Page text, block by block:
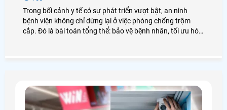
Trong bối cảnh y tế có sự phát triển vượt bật, an ninh
bệnh viện không chỉ dừng lại ở việc phòng chống trộm
cắp. Đó là bài toán tổng thể: bảo vệ bệnh nhân, tối ưu hóa